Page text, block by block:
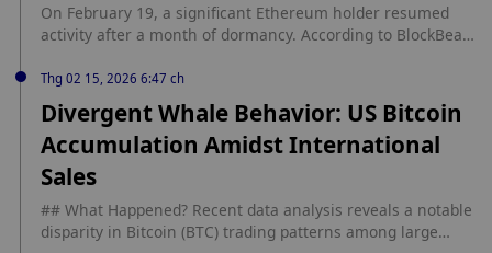
On February 19, a significant Ethereum holder resumed
activity after a month of dormancy. According to BlockBeats
starting with 0xF4E, deposited 12,840 ETH into a centralized
exchange (CEX) within the past 14 hours. This marks a
notable transaction following a period of inactivity. source:
https://www.binance.com/en/square/post/29317045491411
4?utm_source=BinanceNewsRSS
Thg 02 15, 2026 6:47 ch
Divergent Whale Behavior: US Bitcoin
Accumulation Amidst International
Sales
## What Happened? Recent data analysis reveals a notable
disparity in Bitcoin (BTC) trading patterns among large